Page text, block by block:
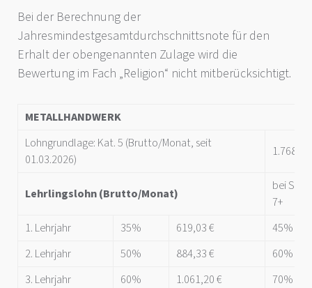
Bei der Berechnung der
Jahresmindestgesamtdurchschnittsnote für den
Erhalt der obengenannten Zulage wird die
Bewertung im Fach „Religion“ nicht mitberücksichtigt.
METALLHANDWERK
Lohngrundlage: Kat. 5 (Brutto/Monat, seit
01.03.2026)
Lehrlingslohn (Brutto/Monat)
bei
7+
1. Lehrjahr
35% 619,03 € 45%
2. Lehrjahr
50% 884,33 € 60%
3. Lehrjahr
60% 1.061,20 € 70%